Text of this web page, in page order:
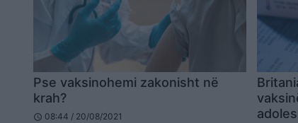
Pse vaksinohemi zakonisht në
krah?
schedule 08:44 / 20/08/2021